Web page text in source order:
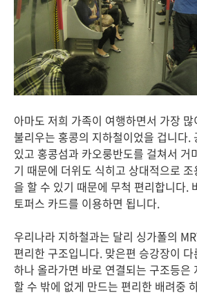
아마도 저희 가족이 여행하면서 가장
불리우는 홍콩의 지하철이었을 겁니다.
있고 홍콩섬과 카오룽반도를 걸쳐서 거
기 때문에 더위도 식히고 상대적으로
을 할 수 있기 때문에 무척 편리합니다.
토퍼스 카드를 이용하면 됩니다.
우리나라 지하철과는 달리 싱가폴의
편리한 구조입니다. 맞은편 승강장이
하나 올라가면 바로 연결되는 구조등은
할 수 밖에 없게 만드는 편리한 배려중